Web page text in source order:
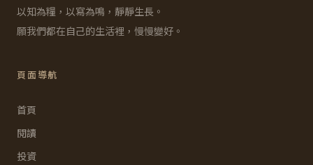
以知為糧，以寫為鳴，靜靜生長。
願我們都在自己的生活裡，慢慢變好。
頁面導航
首頁
閱讀
投資